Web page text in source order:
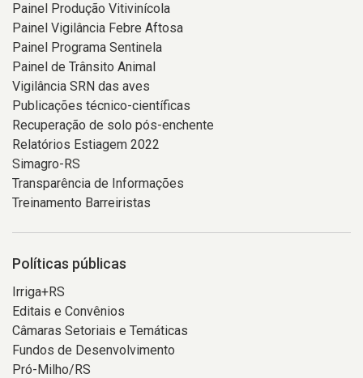
Painel Produção Vitivinícola
Painel Vigilância Febre Aftosa
Painel Programa Sentinela
Painel de Trânsito Animal
Vigilância SRN das aves
Publicações técnico-científicas
Recuperação de solo pós-enchente
Relatórios Estiagem 2022
Simagro-RS
Transparência de Informações
Treinamento Barreiristas
Políticas públicas
Irriga+RS
Editais e Convênios
Câmaras Setoriais e Temáticas
Fundos de Desenvolvimento
Pró-Milho/RS